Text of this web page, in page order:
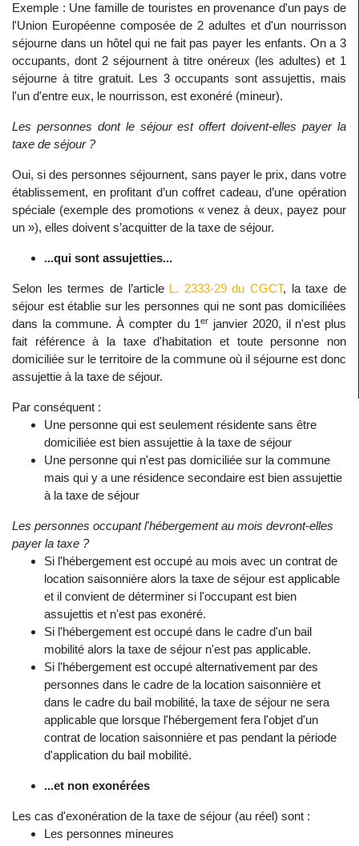
Exemple : Une famille de touristes en provenance d'un pays de
l'Union Européenne composée de 2 adultes et d'un nourrisson
séjourne dans un hôtel qui ne fait pas payer les enfants. On a 3
occupants, dont 2 séjournent à titre onéreux (les adultes) et 1
séjourne à titre gratuit. Les 3 occupants sont assujettis, mais
l'un d'entre eux, le nourrisson, est exonéré (mineur).
Les personnes dont le séjour est offert doivent-elles payer la
taxe de séjour ?
Oui, si des personnes séjournent, sans payer le prix, dans votre
établissement, en profitant d’un coffret cadeau, d’une opération
spéciale (exemple des promotions « venez à deux, payez pour
un »), elles doivent s’acquitter de la taxe de séjour.
...qui sont assujetties...
Selon les termes de l’article L. 2333-29 du CGCT, la taxe de
séjour est établie sur les personnes qui ne sont pas domiciliées
dans la commune. À compter du 1er janvier 2020, il n'est plus
fait référence à la taxe d'habitation et toute personne non
domiciliée sur le territoire de la commune où il séjourne est donc
assujettie à la taxe de séjour.
Par conséquent :
Une personne qui est seulement résidente sans être
domiciliée est bien assujettie à la taxe de séjour
Une personne qui n'est pas domiciliée sur la commune
mais qui y a une résidence secondaire est bien assujettie
à la taxe de séjour
Les personnes occupant l'hébergement au mois devront-elles
payer la taxe ?
Si l'hébergement est occupé au mois avec un contrat de
location saisonnière alors la taxe de séjour est applicable
et il convient de déterminer si l'occupant est bien
assujettis et n'est pas exonéré.
Si l'hébergement est occupé dans le cadre d'un bail
mobilité alors la taxe de séjour n'est pas applicable.
Si l'hébergement est occupé alternativement par des
personnes dans le cadre de la location saisonnière et
dans le cadre du bail mobilité, la taxe de séjour ne sera
applicable que lorsque l'hébergement fera l'objet d'un
contrat de location saisonnière et pas pendant la période
d'application du bail mobilité.
...et non exonérées
Les cas d'exonération de la taxe de séjour (au réel) sont :
Les personnes mineures